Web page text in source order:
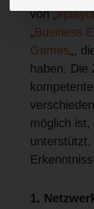
von „
„Business
Games„,
haben. Die
möglich
unterstützt.
1.